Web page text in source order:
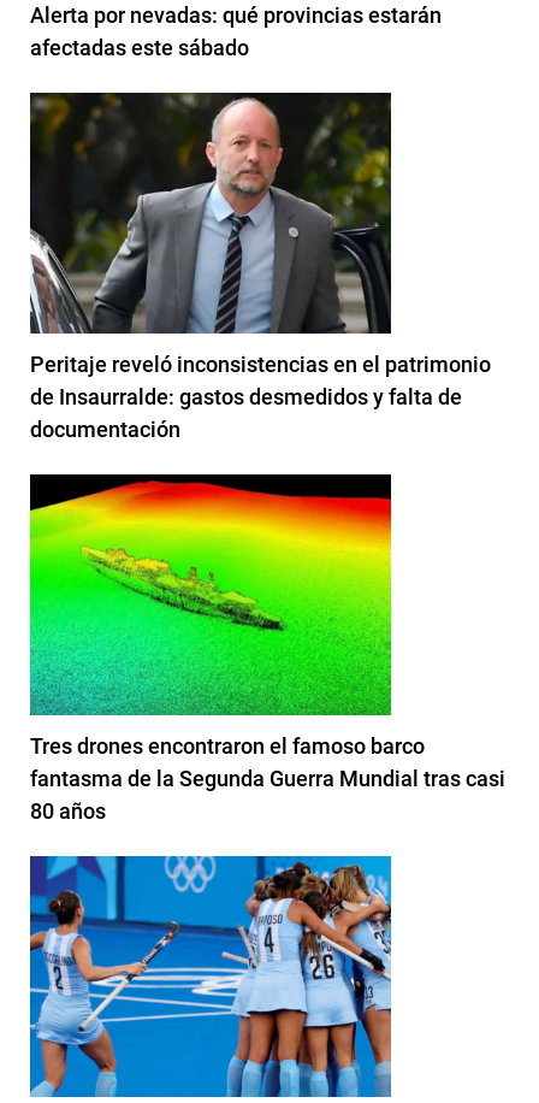
Alerta por nevadas: qué provincias estarán
afectadas este sábado
Peritaje reveló inconsistencias en el patrimonio
de Insaurralde: gastos desmedidos y falta de
documentación
Tres drones encontraron el famoso barco
fantasma de la Segunda Guerra Mundial tras casi
80 años